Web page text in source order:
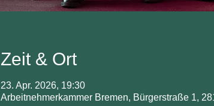
Zeit & Ort
23. Apr. 2026, 19:30
Arbeitnehmerkammer Bremen, Bürgerstraße 1,